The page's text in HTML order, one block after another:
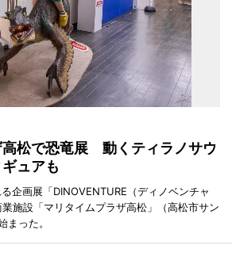
高松で恐竜展 動くティラノサウ
ュアも
企画展「DINOVENTURE（ディノベンチャ
施設「マリタイムプラザ高松」（高松市サン
まった。